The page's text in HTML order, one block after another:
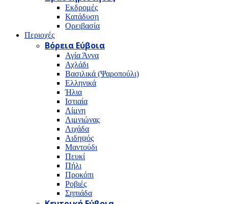
Εκδρομές
Κατάδυση
Ορειβασία
Περιοχές
Βόρεια Εύβοια
Αγία Άννα
Αχλάδι
Βασιλικά (Ψαροπούλι)
Ελληνικά
Ήλια
Ιστιαία
Λίμνη
Λιμνιώνας
Λιχάδα
Αιδηψός
Μαντούδι
Πευκί
Πήλι
Προκόπι
Ροβιές
Σηπιάδα